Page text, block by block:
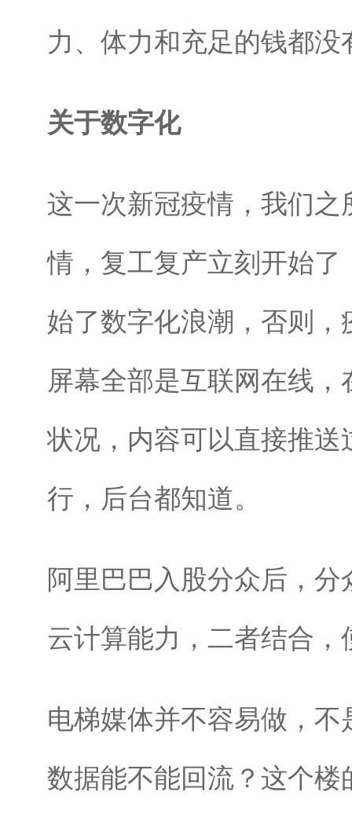
力、体力和充足的钱都
关于数字化
这一次新冠疫情，我们
情，复工复产立刻开始
始了数字化浪潮，否则
屏幕全部是互联网在线
状况，内容可以直接推
行，后台都知道。
阿里巴巴入股分众后，
云计算能力，二者结合
电梯媒体并不容易做，
数据能不能回流？这个